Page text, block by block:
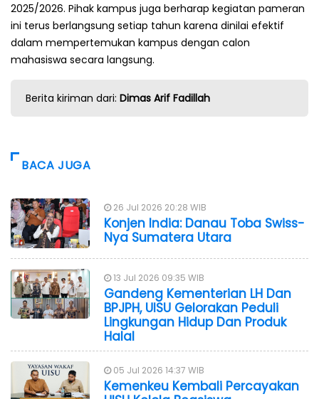
2025/2026. Pihak kampus juga berharap kegiatan pameran
ini terus berlangsung setiap tahun karena dinilai efektif
dalam mempertemukan kampus dengan calon
mahasiswa secara langsung.
Berita kiriman dari: Dimas Arif Fadillah
BACA JUGA
26 Jul 2026 20:28 WIB
Konjen India: Danau Toba Swiss-
Nya Sumatera Utara
13 Jul 2026 09:35 WIB
Gandeng Kementerian LH Dan
BPJPH, UISU Gelorakan Peduli
Lingkungan Hidup Dan Produk
Halal
05 Jul 2026 14:37 WIB
Kemenkeu Kembali Percayakan